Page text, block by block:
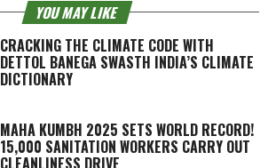
YOU MAY LIKE
CRACKING THE CLIMATE CODE WITH
DETTOL BANEGA SWASTH INDIA’S CLIMATE
DICTIONARY
MAHA KUMBH 2025 SETS WORLD RECORD!
15,000 SANITATION WORKERS CARRY OUT
CLEANLINESS DRIVE